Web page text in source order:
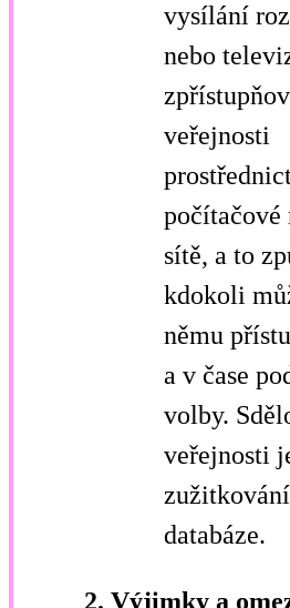
vysílání
nebo
veřejnosti
počítačové
sítě, a to
kdokoli
němu
a v čase
volby.
veřejnosti
databáze.
2. Výjimky a